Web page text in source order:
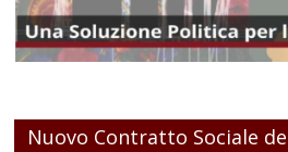
Nuovo Contratto Sociale